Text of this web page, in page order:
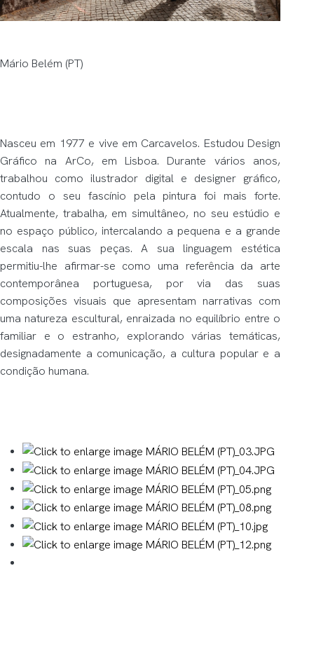
Mário Belém (PT)
Nasceu em 1977 e vive em Carcavelos. Estudou Design
Gráfico na ArCo, em Lisboa. Durante vários anos,
trabalhou como ilustrador digital e designer gráfico,
contudo o seu fascínio pela pintura foi mais forte.
Atualmente, trabalha, em simultâneo, no seu estúdio e
no espaço público, intercalando a pequena e a grande
escala nas suas peças. A sua linguagem estética
permitiu-lhe afirmar-se como uma referência da arte
contemporânea portuguesa, por via das suas
composições visuais que apresentam narrativas com
uma natureza escultural, enraizada no equilíbrio entre o
familiar e o estranho, explorando várias temáticas,
designadamente a comunicação, a cultura popular e a
condição humana.